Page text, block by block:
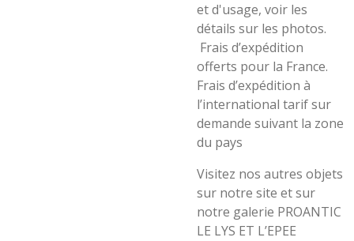
et d'usage, voir les
détails sur les photos.
Frais d’expédition
offerts pour la France.
Frais d’expédition à
l’international tarif sur
demande suivant la zone
du pays
Visitez nos autres objets
sur notre site et sur
notre galerie PROANTIC
LE LYS ET L’EPEE